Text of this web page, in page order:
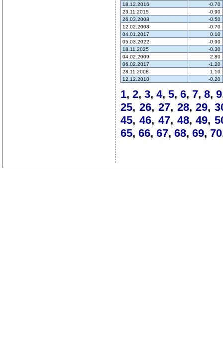
18.12.2016
-0.70
23.11.2015
-0.90
26.03.2008
-0.50
12.02.2008
-0.70
04.01.2017
0.10
05.03.2022
-0.90
18.11.2025
-0.30
04.02.2009
2.80
06.02.2017
-1.20
28.11.2008
1.10
12.12.2010
-0.20
1, 2, 3, 4, 5, 6, 7, 8, 9
25, 26, 27, 28,29,
45, 46, 47, 48,49,
65, 66, 67, 68, 69, 70